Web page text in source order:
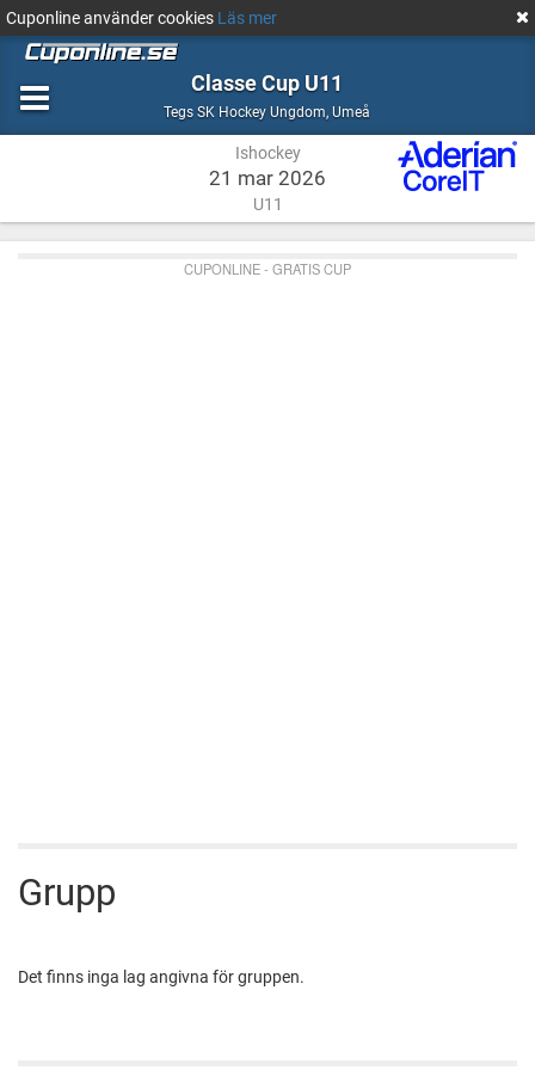
Cuponline använder cookies Läs mer
Classe Cup U11
Tegs SK Hockey Ungdom,Ishockey
Umeå
Ishockey
21 mar 2026
U11
CUPONLINE - GRATIS CUP
Grupp
Det finns inga lag angivna för gruppen.